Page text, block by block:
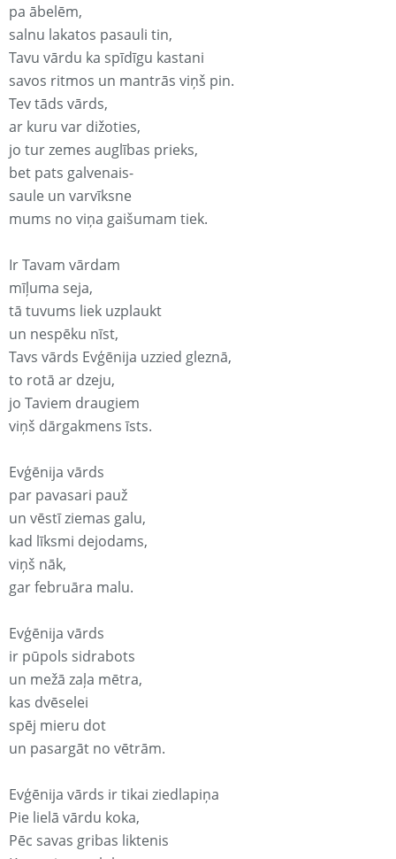
pa ābelēm,
salnu lakatos pasauli tin,
Tavu vārdu ka spīdīgu kastani
savos ritmos un mantrās viņš pin.
Tev tāds vārds,
ar kuru var dižoties,
jo tur zemes auglības prieks,
bet pats galvenais-
saule un varvīksne
mums no viņa gaišumam tiek.
Ir Tavam vārdam
mīļuma seja,
tā tuvums liek uzplaukt
un nespēku nīst,
Tavs vārds Evģēnija uzzied gleznā,
to rotā ar dzeju,
jo Taviem draugiem
viņš dārgakmens īsts.
Evģēnija vārds
par pavasari pauž
un vēstī ziemas galu,
kad līksmi dejodams,
viņš nāk,
gar februāra malu.
Evģēnija vārds
ir pūpols sidrabots
un mežā zaļa mētra,
kas dvēselei
spēj mieru dot
un pasargāt no vētrām.
Evģēnija vārds ir tikai ziedlapiņa
Pie lielā vārdu koka,
Pēc savas gribas liktenis